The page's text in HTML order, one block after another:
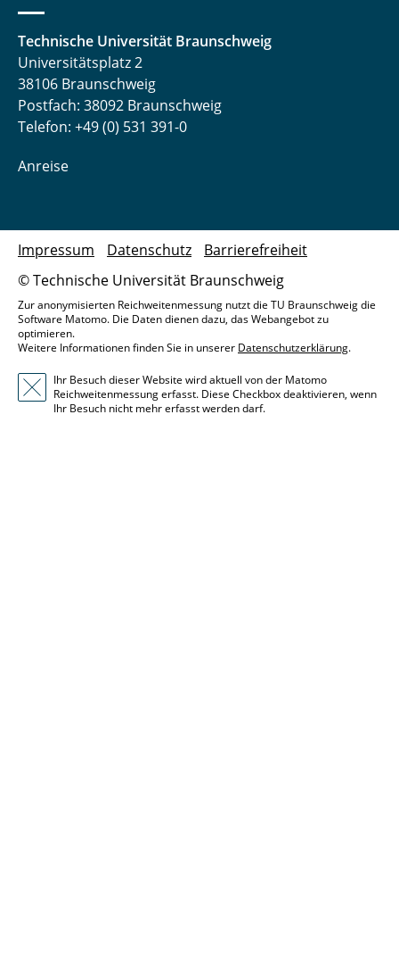
Technische Universität Braunschweig
Universitätsplatz 2
38106 Braunschweig
Postfach: 38092 Braunschweig
Telefon: +49 (0) 531 391-0
Anreise
© Technische Universität Braunschweig
Impressum Datenschutz Barrierefreiheit
Zur anonymisierten Reichweitenmessung nutzt die TU Braunschweig die
Software Matomo. Die Daten dienen dazu, das Webangebot zu
optimieren.
Weitere Informationen finden Sie in unserer Datenschutzerklärung.
Ihr Besuch dieser Website wird aktuell von der Matomo
Reichweitenmessung erfasst. Diese Checkbox deaktivieren, wenn
Ihr Besuch nicht mehr erfasst werden darf.